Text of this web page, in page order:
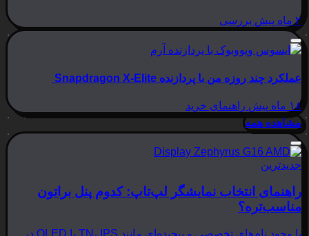
۲ ماه پیش بررسی
عملکرد چند روزه من با پردازنده Snapdragon X-Elite
۱۸ ماه پیش
راهنمای خرید
مشاهده همه
جدیدترین
راهنمای انتخاب نمایشگر لپ‌تاپ: کدوم پنل براتون
مناسب‌تره؟